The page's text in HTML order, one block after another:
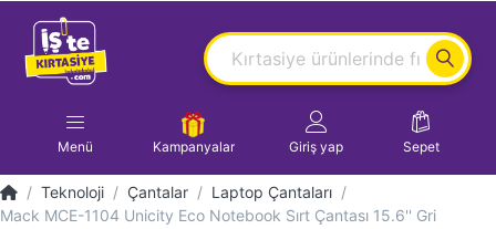
Menü Kampanyalar Giriş yap Sepet
Teknoloji Çantalar
Laptop Çantaları
Mack MCE-1104 Unicity Eco Notebook Sırt Çantası 15.6'' Gri